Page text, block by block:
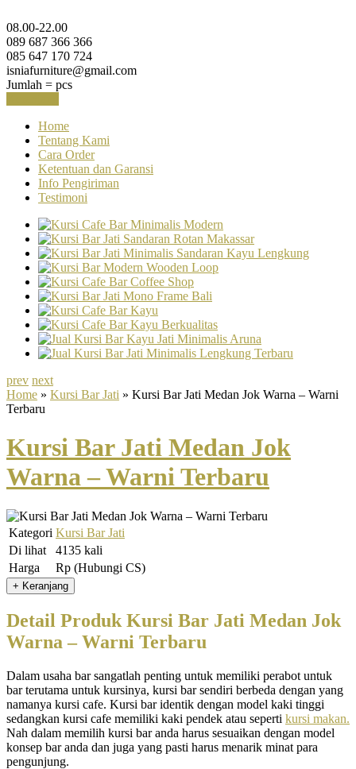
08.00-22.00
089 687 366 366
085 647 170 724
isniafurniture@gmail.com
Jumlah = pcs
Home
Tentang Kami
Cara Order
Ketentuan dan Garansi
Info Pengiriman
Testimoni
prev next
Home » Kursi Bar Jati » Kursi Bar Jati Medan Jok Warna – Warni
Terbaru
Kursi Bar Jati Medan Jok
Warna – Warni Terbaru
Kategori Kursi Bar Jati
Di lihat
4135 kali
Harga
Rp (Hubungi CS)
Detail Produk Kursi Bar Jati Medan Jok
Warna – Warni Terbaru
Dalam usaha bar sangatlah penting untuk memiliki perabot untuk
bar terutama untuk kursinya, kursi bar sendiri berbeda dengan yang
namanya kursi cafe. Kursi bar identik dengan model kaki tinggi
sedangkan kursi cafe memiliki kaki pendek atau seperti kursi makan.
Nah dalam memilih kursi bar anda harus sesuaikan dengan model
konsep bar anda dan juga yang pasti harus menarik minat para
pengunjung.